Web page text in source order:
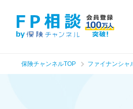
保険チャンネルTOP ファイナンシャ